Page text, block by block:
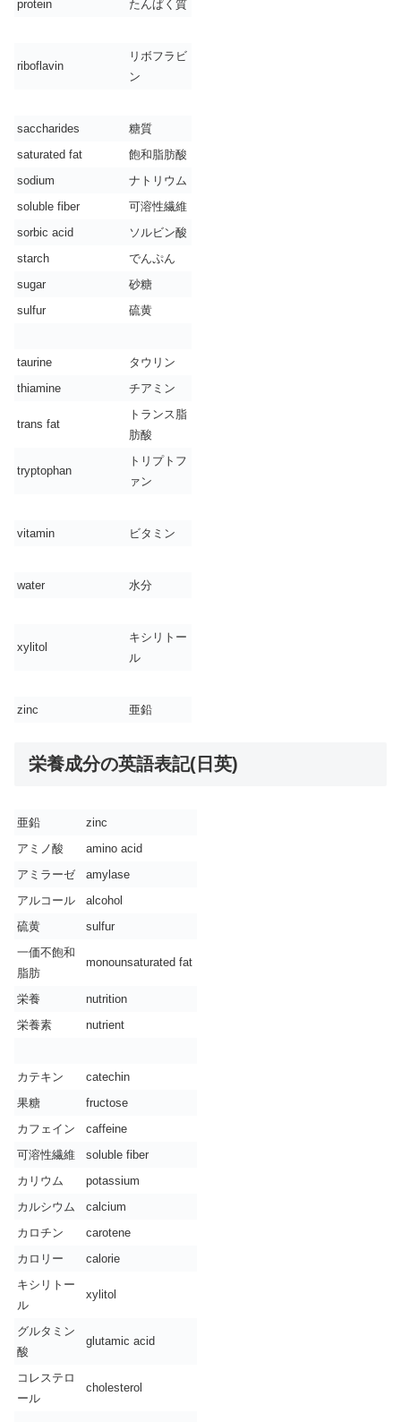
protein
たんぱく質
riboflavin
リボフラビ
ン
saccharides
糖質
saturated fat
飽和脂肪酸
sodium
ナトリウム
soluble fiber
可溶性繊維
sorbic acid
ソルビン酸
starch
でんぷん
sugar
砂糖
sulfur
硫黄
taurine
タウリン
thiamine
チアミン
trans fat
トランス脂
肪酸
tryptophan
トリプトフ
ァン
vitamin ビタミン
water 水分
xylitol
キシリトー
ル
zinc 亜鉛
栄養成分の英語表記(日英)
亜鉛
zinc
アミノ酸
amino acid
アミラーゼ
amylase
アルコール
alcohol
硫黄
sulfur
一価不飽和
脂肪
monounsaturated fat
栄養
nutrition
栄養素
nutrient
カテキン
catechin
果糖
fructose
カフェイン
caffeine
可溶性繊維
soluble fiber
カリウム
potassium
カルシウム
calcium
カロチン
carotene
カロリー
calorie
キシリトー
ル
xylitol
グルタミン
酸
glutamic acid
コレステロ
ール
cholesterol